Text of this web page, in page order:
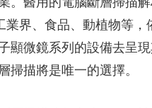
界、食品、動植物等，
顯微鏡系列的設備去呈
描將是唯一的選擇。